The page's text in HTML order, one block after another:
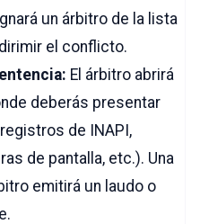
un árbitro de la lista
el conflicto.
El árbitro abrirá
deberás presentar
de INAPI,
de pantalla, etc.). Una
emitirá un laudo o